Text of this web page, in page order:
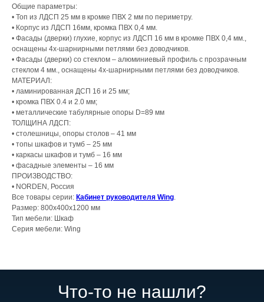
Общие параметры:
• Топ из ЛДСП 25 мм в кромке ПВХ 2 мм по периметру.
• Корпус из ЛДСП 16мм, кромка ПВХ 0,4 мм.
• Фасады (дверки) глухие, корпус из ЛДСП 16 мм в кромке ПВХ 0,4 мм.,
оснащены 4х‐шарнирными петлями без доводчиков.
• Фасады (дверки) со стеклом – алюминиевый профиль с прозрачным
стеклом 4 мм., оснащены 4х‐шарнирными петлями без доводчиков.
МАТЕРИАЛ:
• ламинированная ДСП 16 и 25 мм;
• кромка ПВХ 0.4 и 2.0 мм;
• металлические табулярные опоры D=89 мм
ТОЛЩИНА ЛДСП:
• столешницы, опоры столов – 41 мм
• топы шкафов и тумб – 25 мм
• каркасы шкафов и тумб – 16 мм
• фасадные элементы – 16 мм
ПРОИЗВОДСТВО:
• NORDEN, Россия
Все товары серии: Кабинет руководителя Wing
Размер: 800х400х1200 мм
Тип мебели: Шкаф
Серия мебели: Wing
Что-то не нашли?